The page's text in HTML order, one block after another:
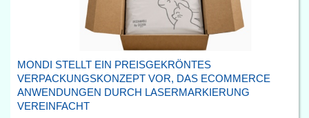
MONDI STELLT EIN PREISGEKRÖNTES
VERPACKUNGSKONZEPT VOR, DAS ECOMMERCE
ANWENDUNGEN DURCH LASERMARKIERUNG
VEREINFACHT